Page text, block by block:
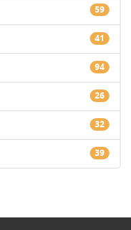
59
41
94
26
32
39